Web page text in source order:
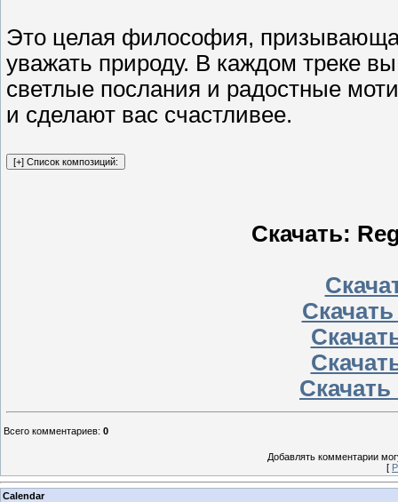
Это целая философия,
уважать природу. В каждом треке
светлые послания и радостные
и сделают вас счастливее.
Скачать:
Всего комментариев: 0
Добавлять комментарии
[
Calendar